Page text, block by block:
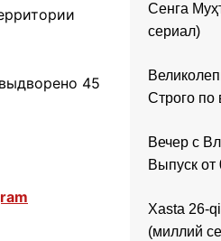
45
Сенга
сериал)
Строго по
Вечер с
Выпуск от
Xasta 26-
(миллий